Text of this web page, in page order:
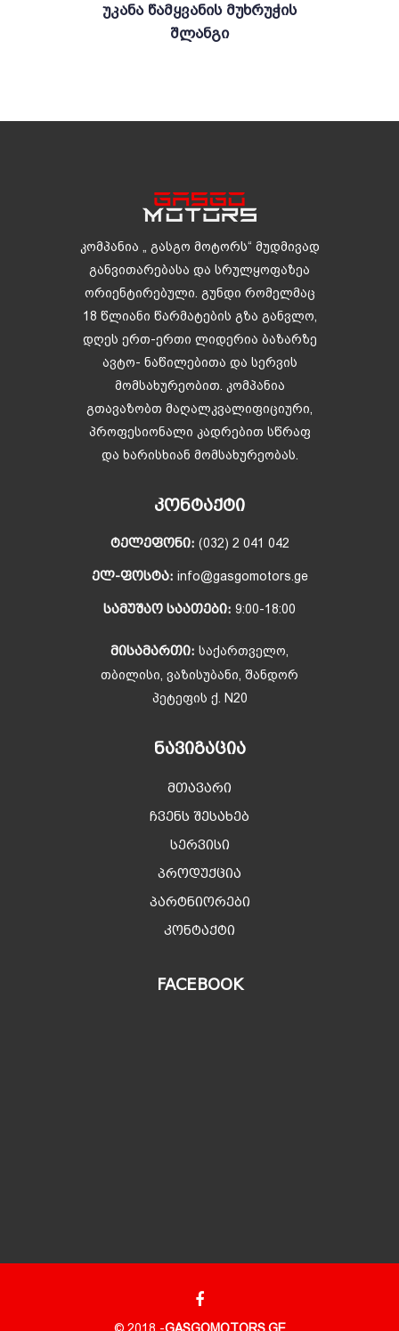
Უკანა Წამყვანის Მუხრუჭის
Შლანგი
კომპანია „ გასგო მოტორს“ მუდმივად
განვითარებასა და სრულყოფაზეა
ორიენტირებული. გუნდი რომელმაც
18 წლიანი წარმატების გზა განვლო,
დღეს ერთ-ერთი ლიდერია ბაზარზე
ავტო- ნაწილებითა და სერვის
მომსახურეობით. კომპანია
გთავაზობთ მაღალკვალიფიციური,
პროფესიონალი კადრებით სწრაფ
და ხარისხიან მომსახურეობას.
ᲙᲝᲜᲢᲐᲥᲢᲘ
ᲢᲔᲚᲔᲤᲝᲜᲘ: (032) 2 041 042
ᲔᲚ-ᲤᲝᲡᲢᲐ: info@gasgomotors.ge
ᲡᲐᲛᲣᲨᲐᲝ ᲡᲐᲐᲗᲔᲑᲘ: 9:00-18:00
ᲛᲘᲡᲐᲛᲐᲠᲗᲘ: საქართველო,
თბილისი, ვაზისუბანი, შანდორ
პეტეფის ქ. N20
ᲜᲐᲕᲘᲒᲐᲪᲘᲐ
მთავარი
ჩვენს შესახებ
სერვისი
პროდუქცია
პარტნიორები
კონტაქტი
FACEBOOK